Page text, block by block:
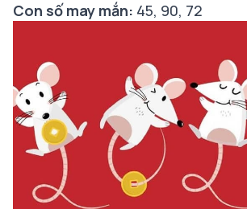
Con số may mắn: 45, 90, 72